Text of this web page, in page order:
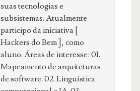
suas tecnologias e
subsistemas. Atualmente
participo da iniciativa [
Hackers do Bem ], como
aluno. Áreas de interesse: 01.
Mapeamento de arquiteturas
de software. 02. Linguística